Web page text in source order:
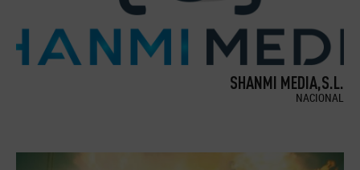
SHANMI MEDIA,S.L.
NACIONAL